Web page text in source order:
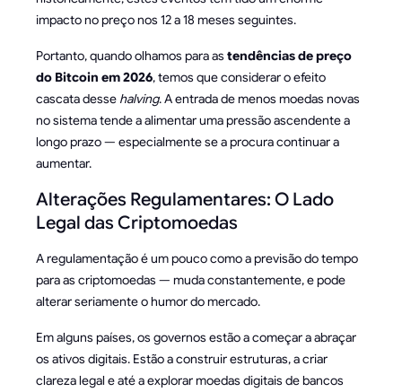
impacto no preço nos 12 a 18 meses seguintes.
Portanto, quando olhamos para as tendências de preço
do Bitcoin em 2026, temos que considerar o efeito
cascata desse halving. A entrada de menos moedas novas
no sistema tende a alimentar uma pressão ascendente a
longo prazo — especialmente se a procura continuar a
aumentar.
Alterações Regulamentares: O Lado
Legal das Criptomoedas
A regulamentação é um pouco como a previsão do tempo
para as criptomoedas — muda constantemente, e pode
alterar seriamente o humor do mercado.
Em alguns países, os governos estão a começar a abraçar
os ativos digitais. Estão a construir estruturas, a criar
clareza legal e até a explorar moedas digitais de bancos